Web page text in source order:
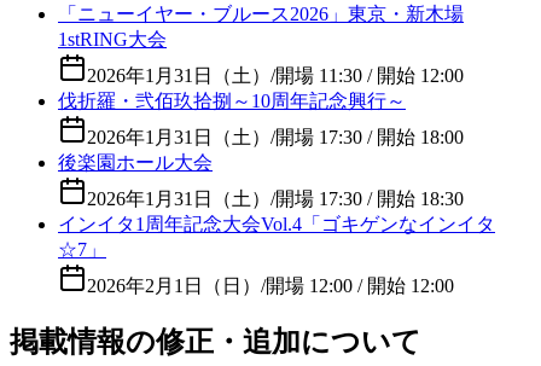
「ニューイヤー・ブルース2026」東京・新木場
1stRING大会
2026年1月31日（土） /開場 11:30 / 開始 12:00
伐折羅・弐佰玖拾捌～10周年記念興行～
2026年1月31日（土） /開場 17:30 / 開始 18:00
後楽園ホール大会
2026年1月31日（土） /開場 17:30 / 開始 18:30
インイタ1周年記念大会Vol.4「ゴキゲンなインイタ
☆7」
2026年2月1日（日） /開場 12:00 / 開始 12:00
掲載情報の修正・追加について